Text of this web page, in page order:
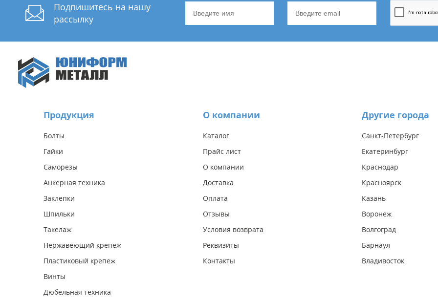
Подпишитесь на нашу
рассылку
Продукция
Болты
Гайки
Саморезы
Анкерная техника
Заклепки
Шпильки
Такелаж
Нержавеющий крепеж
Пластиковый крепеж
Винты
Дюбельная техника
О компании
Каталог
Прайс лист
О компании
Доставка
Оплата
Отзывы
Условия возврата
Реквизиты
Контакты
Другие города
Санкт-Петербург
Екатеринбург
Краснодар
Красноярск
Казань
Воронеж
Волгоград
Барнаул
Владивосток